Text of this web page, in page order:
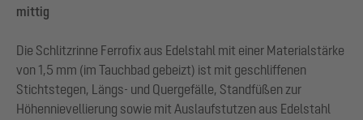
mittig
Die Schlitzrinne Ferrofix aus Edelstahl mit einer Materialstärke
von 1,5 mm (im Tauchbad gebeizt) ist mit geschliffenen
Stichtstegen, Längs- und Quergefälle, Standfüßen zur
Höhennievellierung sowie mit Auslaufstutzen aus Edelstahl